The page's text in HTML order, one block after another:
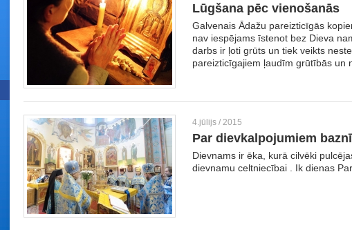
Lūgšana pēc vienošanās
Galvenais Ādažu pareizticīgās
nav iespējams īstenot bez Dieva
darbs ir ļoti grūts un tiek veikts
pareizticīgajiem ļaudīm grūtībās un
4.jūlijs / 2015
Par dievkalpojumiem
Dievnams ir ēka, kurā cilvēki
dievnamu celtniecībai . Ik dienas